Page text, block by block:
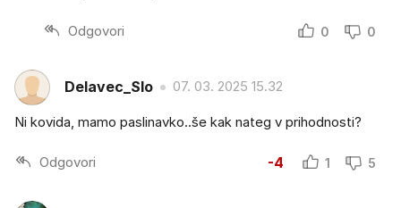
Odgovori 0 0
Delavec_Slo 07. 03. 2025 15.32
Ni kovida, mamo paslinavko..še kak nateg v prihodnosti?
Odgovori -4 1 5